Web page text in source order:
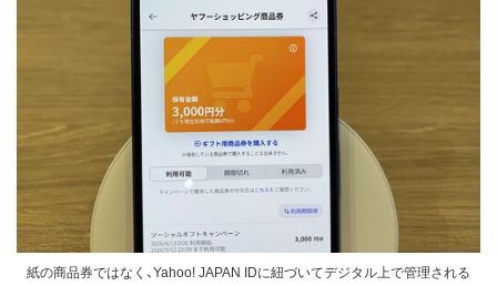
紙の商品券ではなく、Yahoo! JAPAN IDに紐づいてデジタル上で管理される